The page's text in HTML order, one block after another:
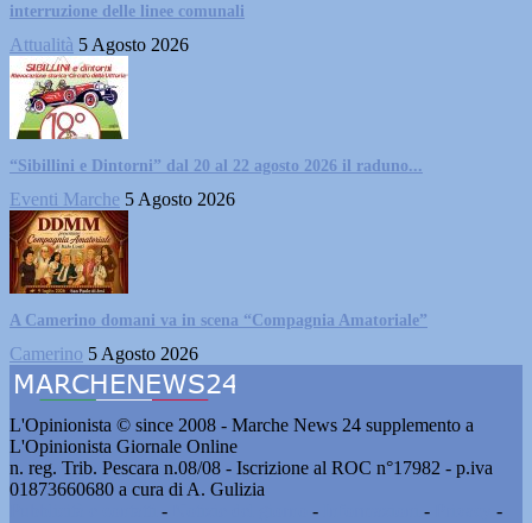
interruzione delle linee comunali
Attualità 5 Agosto 2026
“Sibillini e Dintorni” dal 20 al 22 agosto 2026 il raduno...
Eventi Marche 5 Agosto 2026
A Camerino domani va in scena “Compagnia Amatoriale”
Camerino 5 Agosto 2026
L'Opinionista © since 2008 - Marche News 24 supplemento a
L'Opinionista Giornale Online
n. reg. Trib. Pescara n.08/08 - Iscrizione al ROC n°17982 - p.iva
01873660680 a cura di A. Gulizia
- - -
-